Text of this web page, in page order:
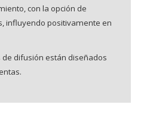
con la opción de
influyendo positivamente en
difusión están diseñados